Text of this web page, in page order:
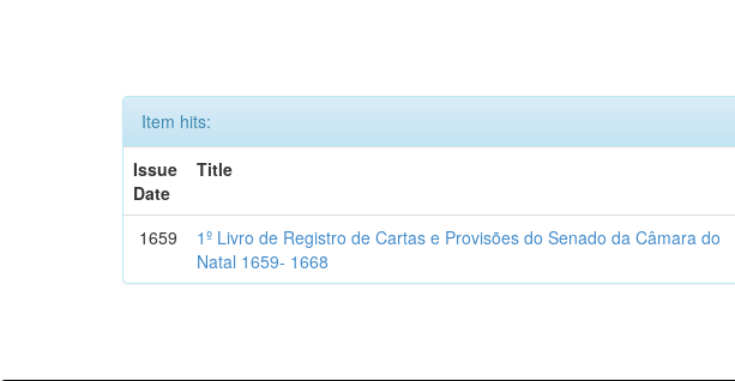
Item hits:
Issue
Date
Title
1659
1º Livro de Registro de Cartas e Provisões do Senado da Câmara do
Natal 1659- 1668